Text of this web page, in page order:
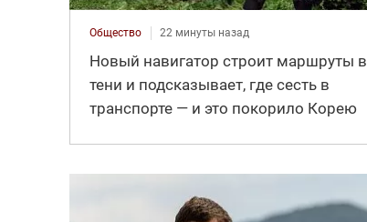
Общество 22 минуты назад
Новый навигатор строит маршруты в
тени и подсказывает, где сесть в
транспорте — и это покорило Корею